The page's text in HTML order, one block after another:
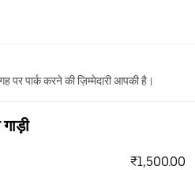
पर पार्क करने की ज़िम्मेदारी आपकी है।
₹1,500.00